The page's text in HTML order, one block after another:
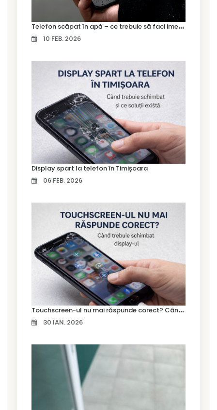
T
elefon scăpat în apă – ce trebuie să faci imediat și ce greșeli să eviți
10 FEB. 2026
Display spart la telefon în Timișoara
06 FEB. 2026
T
ouchscreen-ul nu mai răspunde corect? Când trebuie schimbat display-ul
30 IAN. 2026